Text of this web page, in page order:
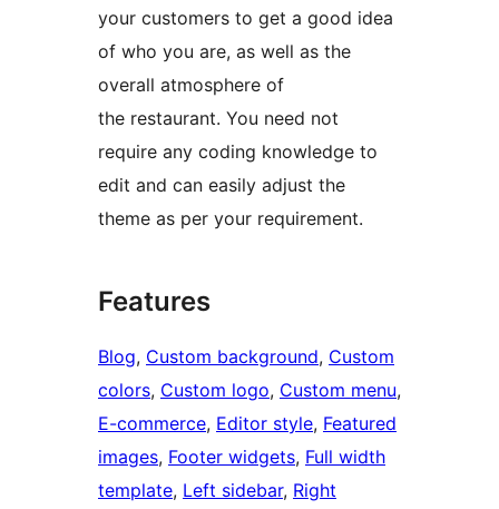
your customers to get a good idea
of who you are, as well as the
overall atmosphere of
the restaurant. You need not
require any coding knowledge to
edit and can easily adjust the
theme as per your requirement.
Features
Blog, Custom background, Custom
colors, Custom logo, Custom menu
E-commerce, Editor style, Featured
images, Footer widgets, Full width
template, Left sidebar, Right